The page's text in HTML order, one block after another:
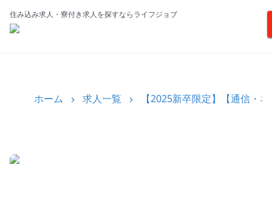
住み込み求人・寮付き求人を探すならライフジョブ
ホーム 求人一覧 【2025新卒限定】【通信・